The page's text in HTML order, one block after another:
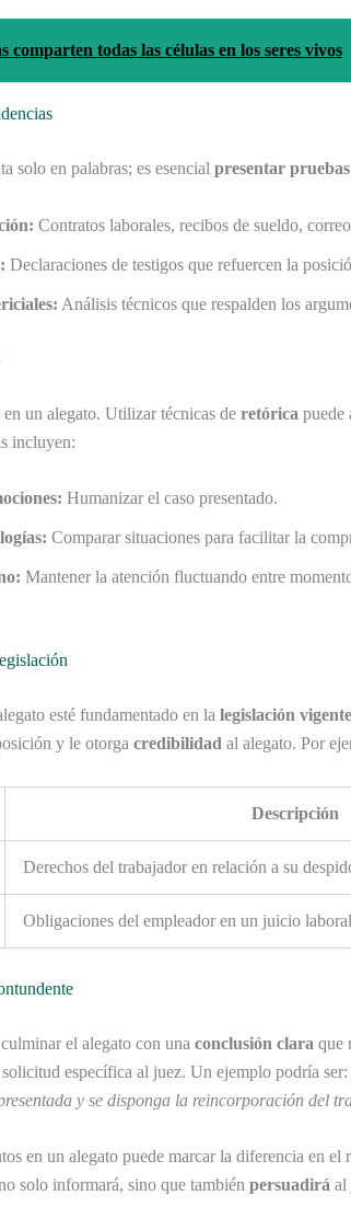
comparten todas las células en los seres vivos
solo en palabras; es esencial presentar pruebas
Contratos laborales, recibos de sueldo,
Declaraciones de testigos que refuercen la
Análisis técnicos que respalden los
en un alegato. Utilizar técnicas de retórica puede
incluyen:
Humanizar el caso presentado.
Comparar situaciones para facilitar la
Mantener la atención fluctuando entre
esté fundamentado en la legislación vigente
y le otorga credibilidad al alegato. Por
Descripción
Derechos del trabajador en relación a su
Obligaciones del empleador en un juicio
el alegato con una conclusión clara que
específica al juez. Un ejemplo podría ser:
y se disponga la reincorporación del
en un alegato puede marcar la diferencia en
solo informará, sino que también persuadirá al